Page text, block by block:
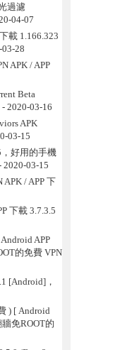
過濾
04-07
載 1.166.323
28
APK / APP
Beta
- 2020-03-16
APK
03-15
，好用的手機
2020-03-15
APK / APP 下
下載 3.7.3.5
APP
的免費 VPN
[Android]，
) [ Android
免ROOT的